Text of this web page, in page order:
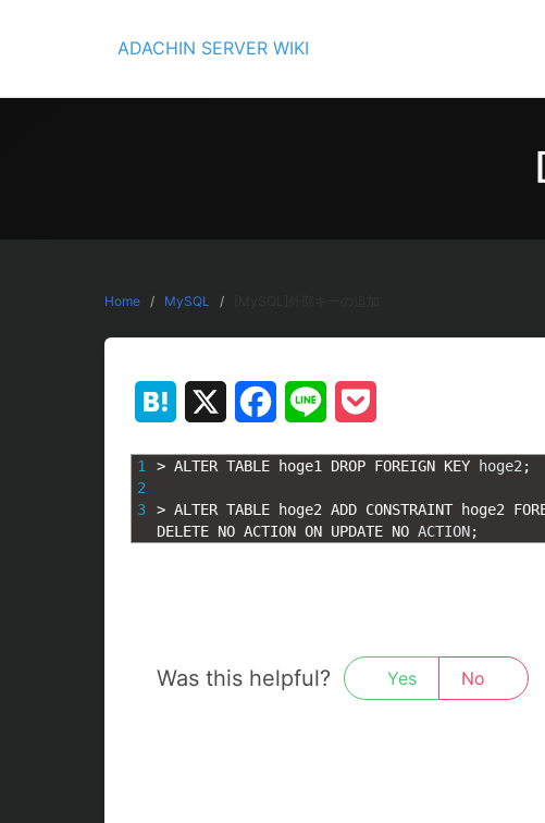
ADACHIN SERVER WIKI
Home MySQL
Hatena Facebook
Line
1
2
3
> ALTER TABLE hoge1 DROP FOREIGN KEY hoge2 ;
> ALTER TABLE hoge2 ADD CONSTRAINT hoge2
DELETE NO ACTION ON UPDATE NO ACTION;
Was this helpful? Yes No